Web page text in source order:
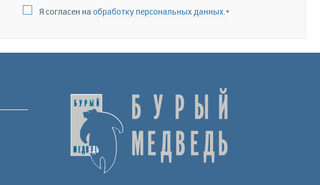
Я согласен на обработку персональных данных. *